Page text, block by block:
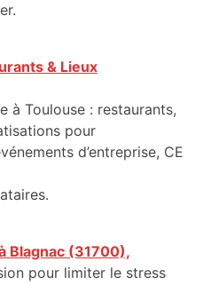
& Lieux
à Toulouse : restaurants,
pour
d’entreprise, CE
Blagnac (31700),
pour limiter le stress